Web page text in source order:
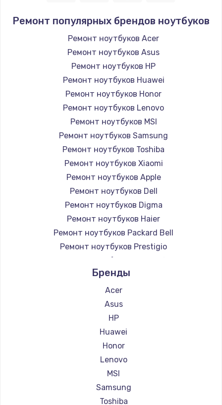
Ремонт популярных брендов ноутбуков
Ремонт ноутбуков Acer
Ремонт ноутбуков Asus
Ремонт ноутбуков HP
Ремонт ноутбуков Huawei
Ремонт ноутбуков Honor
Ремонт ноутбуков Lenovo
Ремонт ноутбуков MSI
Ремонт ноутбуков Samsung
Ремонт ноутбуков Toshiba
Ремонт ноутбуков Xiaomi
Ремонт ноутбуков Apple
Ремонт ноутбуков Dell
Ремонт ноутбуков Digma
Ремонт ноутбуков Haier
Ремонт ноутбуков Packard Bell
Ремонт ноутбуков Prestigio
Ремонт ноутбуков Microsoft
Ремонт ноутбуков Alienware
Ремонт ноутбуков Aquarius
Ремонт ноутбуков Gigabyte
Ремонт ноутбуков Aorus
Ремонт ноутбуков Maibenben
Ремонт ноутбуков Getac
Ремонт ноутбуков Epson
Ремонт ноутбуков Philips
Ремонт ноутбуков LG
Ремонт ноутбуков Panasonic
Бренды
Acer
Asus
HP
Huawei
Honor
Lenovo
MSI
Samsung
Toshiba